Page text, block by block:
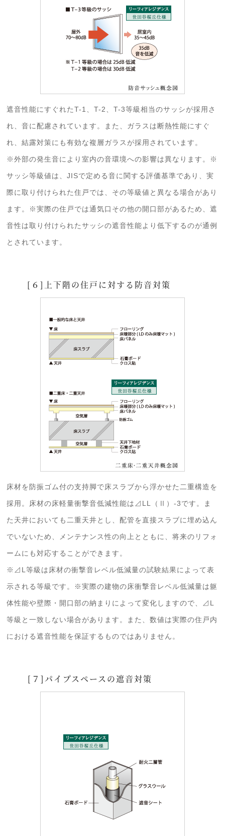
遮音性能にすぐれたT-1、T-2、T-3等級相当のサッシが採用さ
れ、音に配慮されています。また、ガラスは断熱性能にすぐ
れ、結露対策にも有効な複層ガラスが採用されています。
※外部の発生音により室内の音環境への影響は異なります。※
サッシ等級値は、JISで定める音に関する評価基準であり、実
際に取り付けられた住戸では、その等級値と異なる場合があり
ます。※実際の住戸では通気口その他の開口部があるため、遮
音性は取り付けられたサッシの遮音性能より低下するのが通例
とされています。
[６]上下階の住戸に対する防音対策
床材を防振ゴム付の支持脚で床スラブから浮かせた二重構造を
採用。床材の床軽量衝撃音低減性能は⊿LL（Ⅱ）-3です。ま
た天井においても二重天井とし、配管を直接スラブに埋め込ん
でいないため、メンテナンス性の向上とともに、将来のリフォ
ームにも対応することができます。
※⊿L等級は床材の衝撃音レベル低減量の試験結果によって表
示される等級です。※実際の建物の床衝撃音レベル低減量は躯
体性能や壁際・開口部の納まりによって変化しますので、⊿L
等級と一致しない場合があります。また、数値は実際の住戸内
における遮音性能を保証するものではありません。
[７]パイプスペースの遮音対策